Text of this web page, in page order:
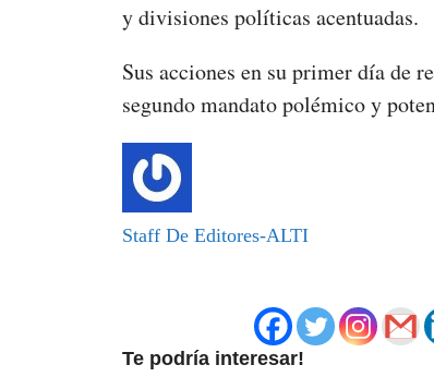
y divisiones políticas acentuadas.
Sus acciones en su primer día de
segundo mandato polémico y
Staff De Editores-ALTI
Te podría interesar!